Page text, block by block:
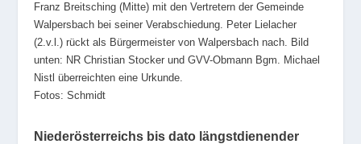
Franz Breitsching (Mitte) mit den Vertretern der Gemeinde
Walpersbach bei seiner Verabschiedung. Peter Lielacher
(2.v.l.) rückt als Bürgermeister von Walpersbach nach. Bild
unten: NR Christian Stocker und GVV-Obmann Bgm. Michael
Nistl überreichten eine Urkunde.
Fotos: Schmidt
Niederösterreichs bis dato längstdienender